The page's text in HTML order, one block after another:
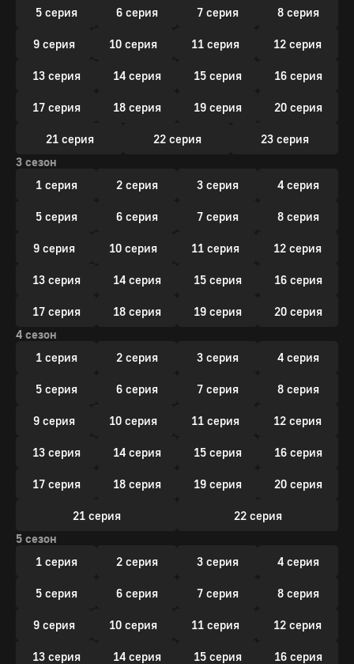
5 серия 6 серия 7 серия 8 серия
9 серия 10 серия 11 серия 12 серия
13 серия 14 серия 15 серия 16 серия
17 серия 18 серия 19 серия 20 серия
21 серия 22 серия
23 серия
3 сезон
1 серия
2 серия 3 серия 4 серия
5 серия 6 серия 7 серия 8 серия
9 серия 10 серия 11 серия 12 серия
13 серия 14 серия 15 серия 16 серия
17 серия 18 серия 19 серия
20 серия
4 сезон
1 серия
2 серия 3 серия 4 серия
5 серия 6 серия 7 серия 8 серия
9 серия 10 серия 11 серия 12 серия
13 серия 14 серия 15 серия 16 серия
17 серия 18 серия 19 серия 20 серия
21 серия
22 серия
5 сезон
1 серия
2 серия 3 серия 4 серия
5 серия 6 серия 7 серия 8 серия
9 серия 10 серия 11 серия 12 серия
13 серия 14 серия 15 серия 16 серия